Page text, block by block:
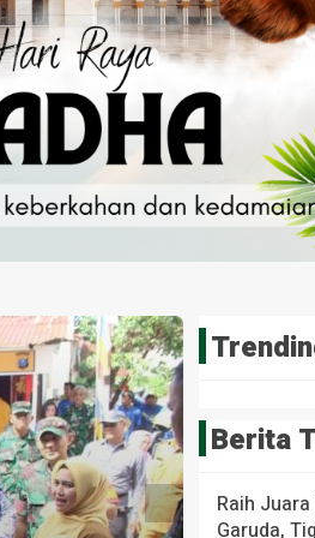
Berita
Raih
Garuda,